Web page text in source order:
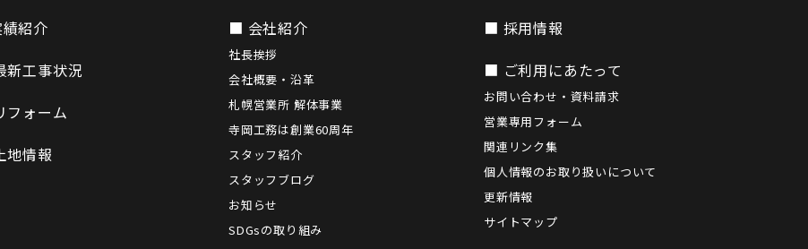
紹介
工事状況
ォーム
情報
■ 会社紹介
社長挨拶
会社概要・沿革
札幌営業所 解体事業
寺岡工務は創業60周年
スタッフ紹介
スタッフブログ
お知らせ
SDGsの取り組み
■ 採用情報
■ ご利用にあたって
お問い合わせ・資料請求
営業専用フォーム
関連リンク集
個人情報のお取り扱いについて
更新情報
サイトマップ